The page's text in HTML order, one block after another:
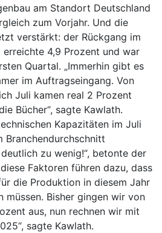
am Standort Deutschland
zum Vorjahr. Und die
verstärkt: der Rückgang im
4,9 Prozent und war
Quartal. „Immerhin gibt es
im Auftragseingang. Von
Juli kamen real 2 Prozent
Bücher“, sagte Kawlath.
Kapazitäten im Juli
Branchendurchschnitt
zu wenig!“, betonte der
Faktoren führen dazu, dass
die Produktion in diesem Jahr
müssen. Bisher gingen wir von
aus, nun rechnen wir mit
sagte Kawlath.